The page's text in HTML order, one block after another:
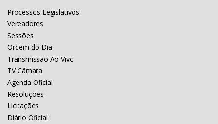
Processos Legislativos
Vereadores
Sessões
Ordem do Dia
Transmissão Ao Vivo
TV Câmara
Agenda Oficial
Resoluções
Licitações
Diário Oficial